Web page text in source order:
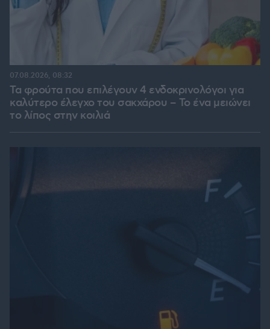
Τα φρούτα που επιλέγουν 4 ενδοκρινολόγοι για
καλύτερο έλεγχο του σακχάρου – Το ένα μειώνει
το λίπος στην κοιλιά
07.08.2026, 08:32